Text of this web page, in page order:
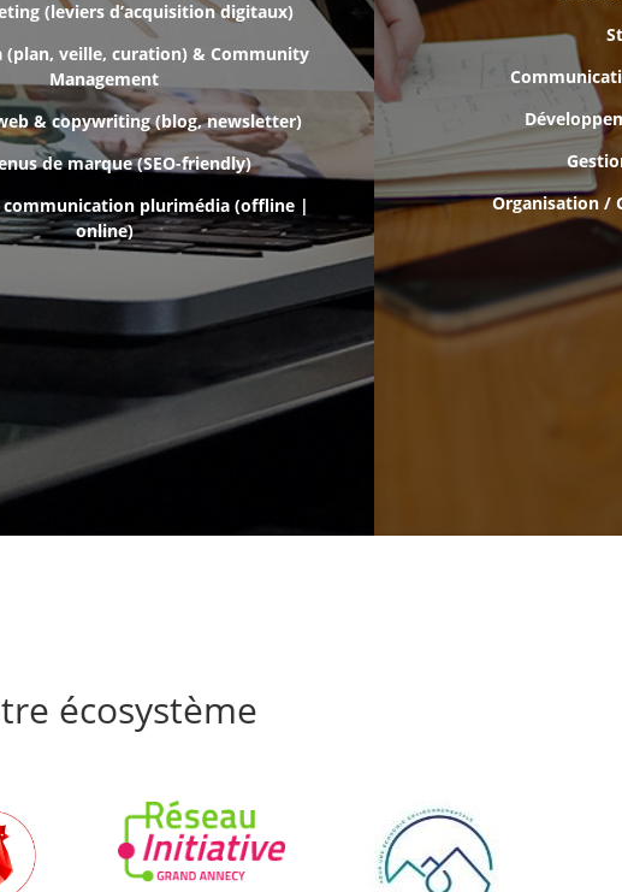
(leviers d’acquisition digitaux)
(plan, veille, curation) & Community
Management
& copywriting (blog, newsletter)
de marque (SEO-friendly)
communication plurimédia (offline |
online)
Organisation /
écosystème